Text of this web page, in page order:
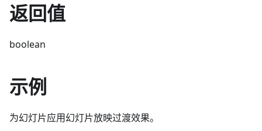
返回值
boolean
示例
为幻灯片应用幻灯片放映过渡效果。